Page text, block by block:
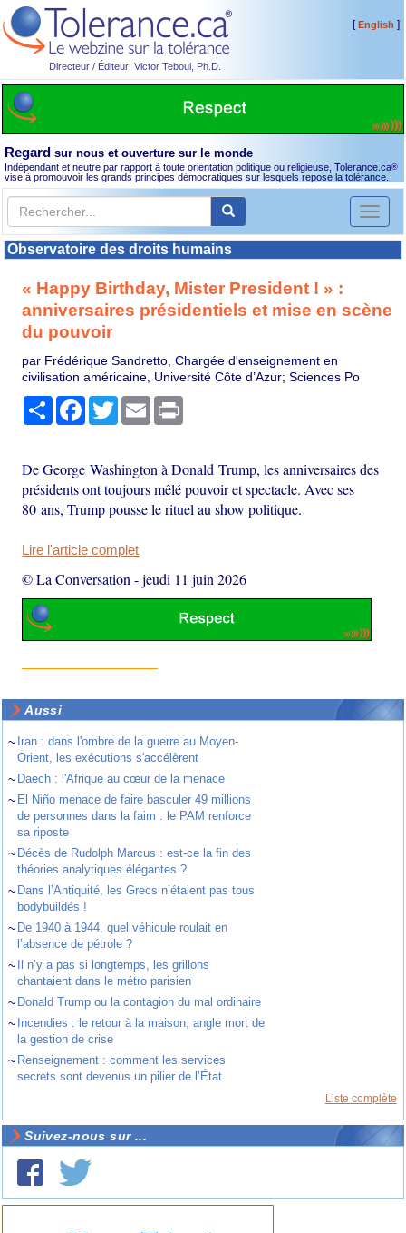
Directeur / Éditeur: Victor Teboul, Ph.D.
[English ]
Regard sur nous et ouverture sur le monde
Indépendant et neutre par rapport à toute orientation politique ou religieuse, Tolerance.ca®
vise à promouvoir les grands principes démocratiques sur lesquels repose la tolérance.
Toggle
Observatoire des droits humains
« Happy Birthday, Mister President ! » :
anniversaires présidentiels et mise en scène
du pouvoir
par Frédérique Sandretto, Chargée d'enseignement en
civilisation américaine, Université Côte d’Azur; Sciences Po
PartagerFacebook
TwitterEmail
De George Washington à Donald Trump, les anniversaires des
présidents ont toujours mêlé pouvoir et spectacle. Avec ses
80 ans, Trump pousse le rituel au show politique.
Lire l'article complet
© La Conversation -jeudi 11 juin 2026
Aussi
~ Iran : dans l'ombre de la guerre au Moyen-
Orient, les exécutions s'accélèrent
~ Daech : l'Afrique au cœur de la menace
~ El Niño menace de faire basculer 49 millions
de personnes dans la faim : le PAM renforce
sa riposte
~ Décès de Rudolph Marcus : est-ce la fin des
théories analytiques élégantes ?
~ Dans l’Antiquité, les Grecs n’étaient pas tous
bodybuildés !
~ De 1940 à 1944, quel véhicule roulait en
l’absence de pétrole ?
~
Il n’y a pas si longtemps, les grillons
chantaient dans le métro parisien
~ Donald Trump ou la contagion du mal ordinaire
~ Incendies : le retour à la maison, angle mort de
la gestion de crise
~ Renseignement : comment les services
secrets sont devenus un pilier de l’État
Liste complète
Suivez-nous sur ...